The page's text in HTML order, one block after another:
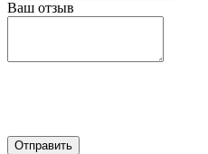
Ваш отзыв
Отправить